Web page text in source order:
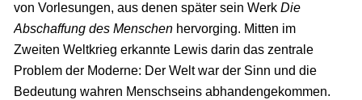
von Vorlesungen, aus denen später sein Werk Die
Abschaffung des Menschenhervorging. Mitten im
Zweiten Weltkrieg erkannte Lewis darin das zentrale
Problem der Moderne: Der Welt war der Sinn und die
Bedeutung wahren Menschseins abhandengekommen.